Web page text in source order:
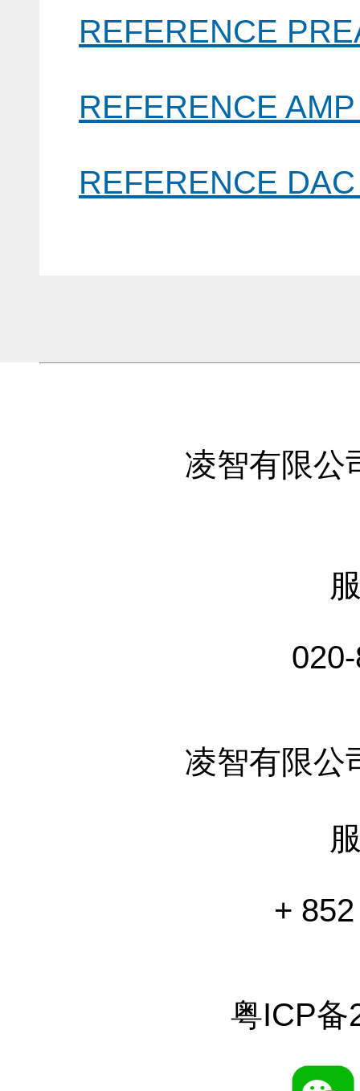
REFERENCE
REFERENCE
REFERENCE
凌智有限公
凌智有限公
+
粤ICP备